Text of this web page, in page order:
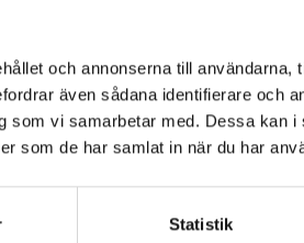
och annonserna till användarna,
även sådana identifierare och
som vi samarbetar med. Dessa kan
som de har samlat in när du har
Statistik
marknaden 1912 med en
och tjänster för industri och